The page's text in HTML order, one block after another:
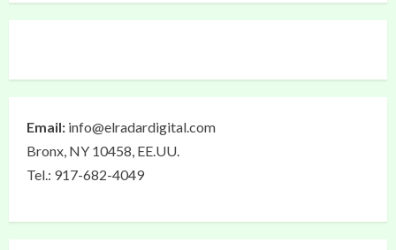
Email: info@elradardigital.com
Bronx, NY 10458, EE.UU.
Tel.: 917-682-4049